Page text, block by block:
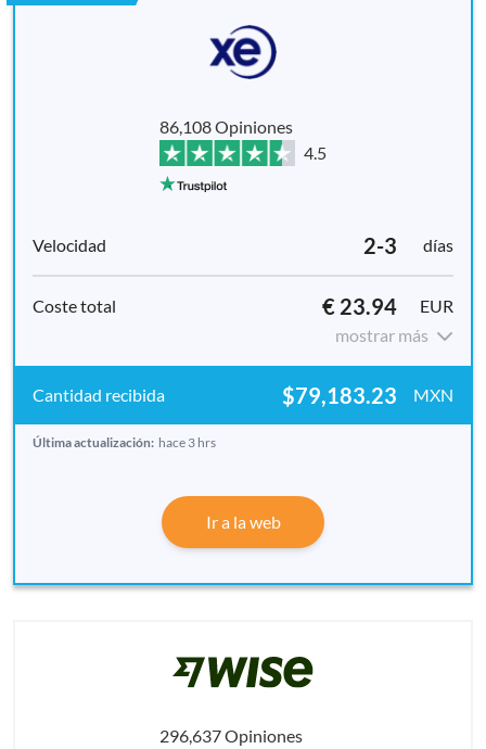
86,108 Opiniones
4.5
2-3 días
€ 23.94
EUR
mostrar más
$79,183.23 MXN
Última actualización: hace 3 hrs
Ir a la web
296,637 Opiniones